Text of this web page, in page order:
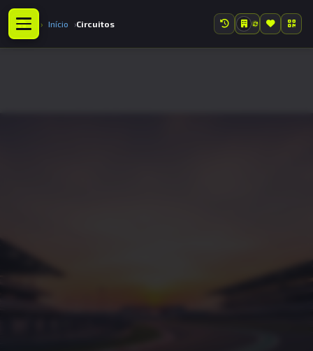
Início Circuitos